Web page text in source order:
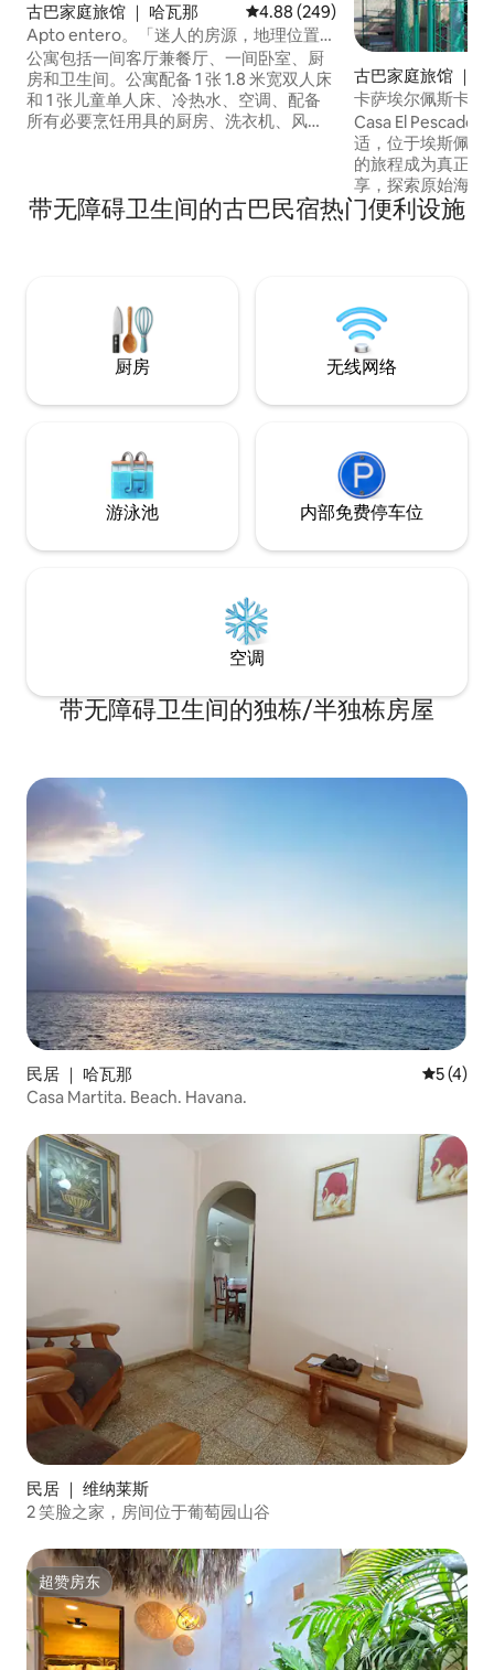
古巴家庭旅馆 ｜ 哈瓦那 平均评分 4.88 分（满分 5 分），
4.88 (249)
Apto entero。「迷人的房源，地理位置优
越」
公寓包括一间客厅兼餐厅、一间卧室、厨
房和卫生间。公寓配备 1 张 1.8 米宽双人床
和 1 张儿童单人床、冷热水、空调、配备
所有必要烹饪用具的厨房、洗衣机、风
离出租车站和公交车站 100 米。 （重要提
示：不会发生断电情况。） （24 小时无线
古巴家庭旅馆 ｜
ranza
卡萨埃尔佩斯卡多
太阳能
Casa El Pescador
适，位于埃斯佩兰
的旅程成为真正
享，探索原始海滩
静节奏。 Casa El
古巴 房间舒适，
带无障碍卫生间的古巴民宿热门便利设施
厨房 无线网络
游泳池 内部免费停车位
空调
带无障碍卫生间的独栋/半独栋房屋
民居 ｜ 哈瓦那 平均评分
5 (4)
Casa Martita. Beach. Havana.
民居 ｜ 维纳莱斯
2 笑脸之家，房间位于葡萄园山谷
超赞房东
超赞房东